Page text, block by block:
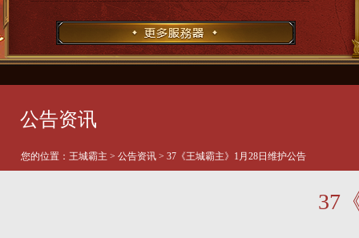
公告资讯
您的位置： 王城霸主 > 公告资讯 > 37《王城霸主》1月28日维护公告
37